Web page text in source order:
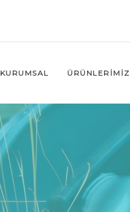
KURUMSAL ÜRÜNLERİMİZ